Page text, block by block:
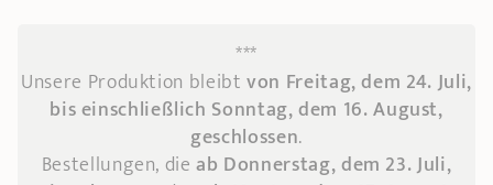
***
Unsere Produktion bleibtvon Freitag, dem 24. Juli,
bis einschließlich Sonntag, dem 16. August,
geschlossen.
Bestellungen, dieab Donnerstag, dem 23. Juli,